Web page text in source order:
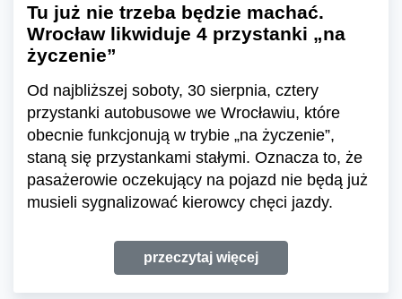
Tu już nie trzeba będzie machać.
Wrocław likwiduje 4 przystanki „na
życzenie”
Od najbliższej soboty, 30 sierpnia, cztery
przystanki autobusowe we Wrocławiu, które
obecnie funkcjonują w trybie „na życzenie”,
staną się przystankami stałymi. Oznacza to, że
pasażerowie oczekujący na pojazd nie będą już
musieli sygnalizować kierowcy chęci jazdy.
przeczytaj więcej